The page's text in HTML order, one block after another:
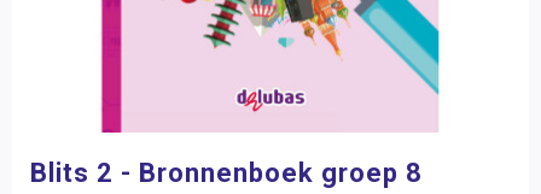
Blits 2 - Bronnenboek groep 8